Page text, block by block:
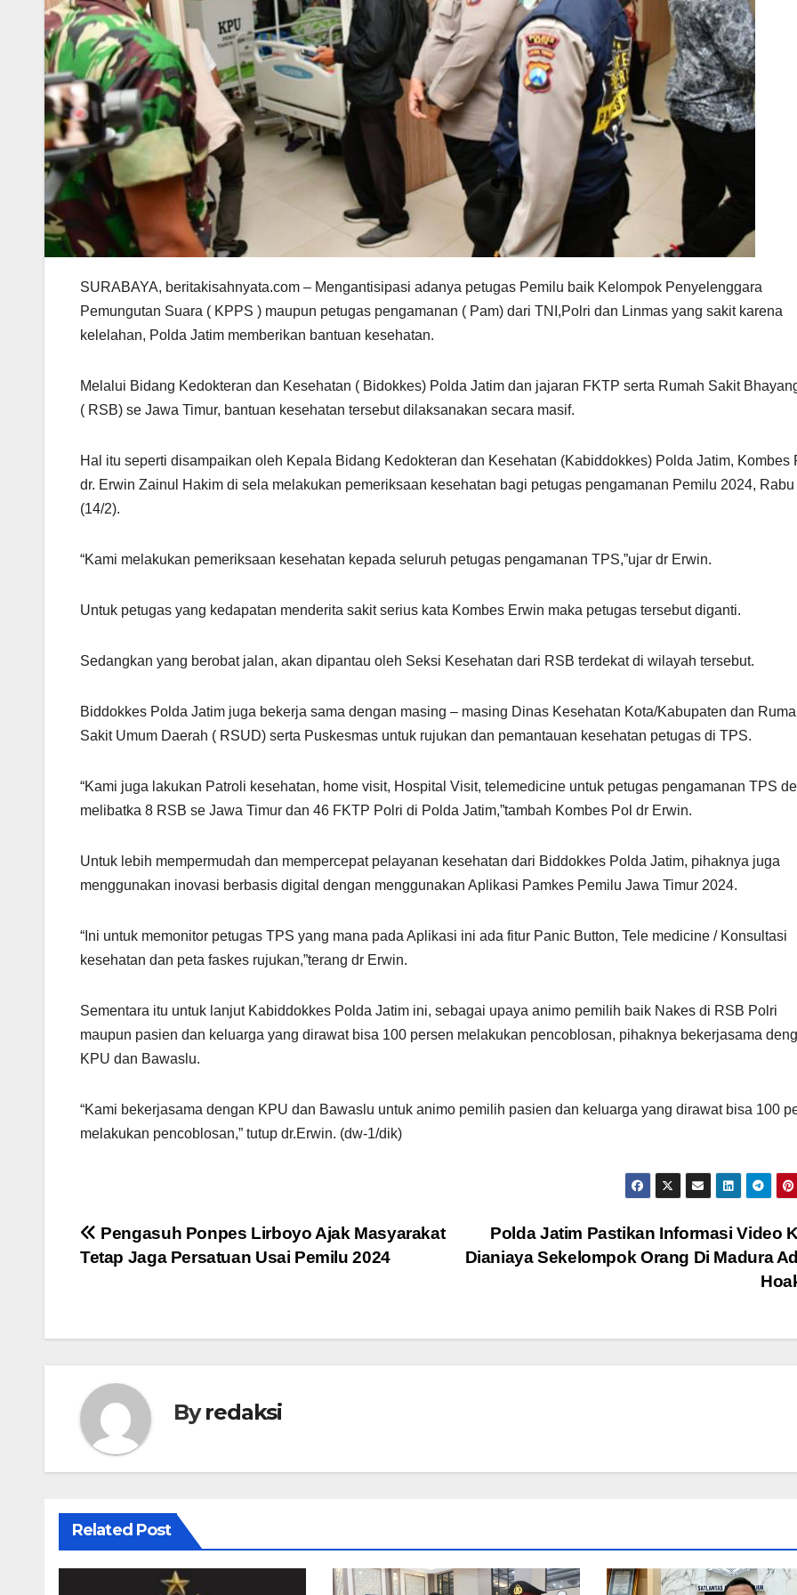
SURABAYA, beritakisahnyata.com – Mengantisipasi adanya petugas Pemilu baik Kelompok Penyelenggara
Pemungutan Suara ( KPPS ) maupun petugas pengamanan ( Pam) dari TNI,Polri dan Linmas yang sakit karena
kelelahan, Polda Jatim memberikan bantuan kesehatan.
Melalui Bidang Kedokteran dan Kesehatan ( Bidokkes) Polda Jatim dan jajaran FKTP serta Rumah Sakit
( RSB) se Jawa Timur, bantuan kesehatan tersebut dilaksanakan secara masif.
Hal itu seperti disampaikan oleh Kepala Bidang Kedokteran dan Kesehatan (Kabiddokkes) Polda Jatim, Kombes
dr. Erwin Zainul Hakim di sela melakukan pemeriksaan kesehatan bagi petugas pengamanan Pemilu 2024, Rabu
(14/2).
“Kami melakukan pemeriksaan kesehatan kepada seluruh petugas pengamanan TPS,”ujar dr Erwin.
Untuk petugas yang kedapatan menderita sakit serius kata Kombes Erwin maka petugas tersebut diganti.
Sedangkan yang berobat jalan, akan dipantau oleh Seksi Kesehatan dari RSB terdekat di wilayah tersebut.
Biddokkes Polda Jatim juga bekerja sama dengan masing – masing Dinas Kesehatan Kota/Kabupaten dan
Sakit Umum Daerah ( RSUD) serta Puskesmas untuk rujukan dan pemantauan kesehatan petugas di TPS.
“Kami juga lakukan Patroli kesehatan, home visit, Hospital Visit, telemedicine untuk petugas pengamanan TPS
melibatka 8 RSB se Jawa Timur dan 46 FKTP Polri di Polda Jatim,”tambah Kombes Pol dr Erwin.
Untuk lebih mempermudah dan mempercepat pelayanan kesehatan dari Biddokkes Polda Jatim, pihaknya juga
menggunakan inovasi berbasis digital dengan menggunakan Aplikasi Pamkes Pemilu Jawa Timur 2024.
“Ini untuk memonitor petugas TPS yang mana pada Aplikasi ini ada fitur Panic Button, Tele medicine / Konsultasi
kesehatan dan peta faskes rujukan,”terang dr Erwin.
Sementara itu untuk lanjut Kabiddokkes Polda Jatim ini, sebagai upaya animo pemilih baik Nakes di RSB Polri
maupun pasien dan keluarga yang dirawat bisa 100 persen melakukan pencoblosan, pihaknya bekerjasama
KPU dan Bawaslu.
“Kami bekerjasama dengan KPU dan Bawaslu untuk animo pemilih pasien dan keluarga yang dirawat bisa 100
melakukan pencoblosan,” tutup dr.Erwin. (dw-1/dik)
Navigasi
pos
Polda Jatim Pastikan Informasi Video
Dianiaya Sekelompok Orang Di Madura
Pengasuh Ponpes Lirboyo Ajak Masyarakat
Tetap Jaga Persatuan Usai Pemilu 2024
Byredaksi
Related Post